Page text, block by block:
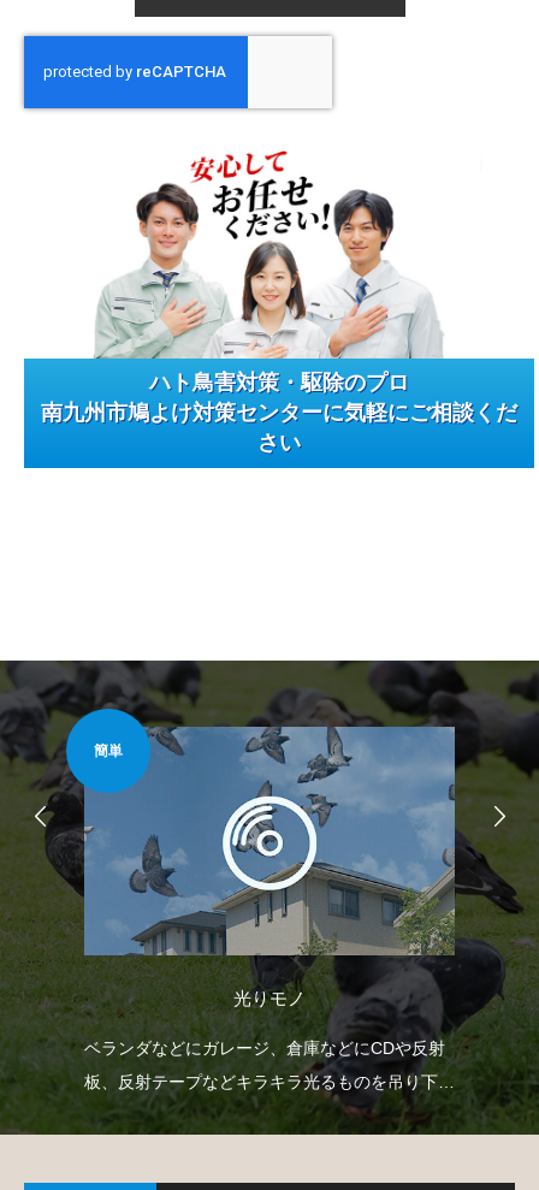
ハト鳥害対策・駆除のプロ
南九州市鳩よけ対策センターに気軽にご相談くだ
さい
簡単
光りモノ
ベランダなどにガレージ、倉庫などにCDや反射
板、反射テープなどキラキラ光るものを吊り下げ
て、鳩を寄り付きにくくするという方法です。